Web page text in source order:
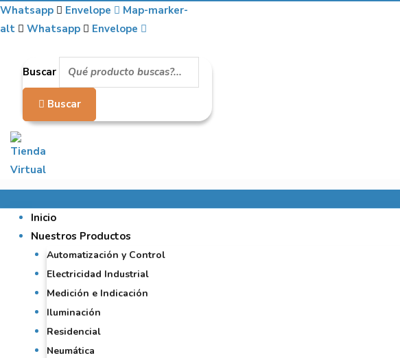
Whatsapp Envelope
Map-marker-
alt
Whatsapp Envelope
Buscar
Buscar
Inicio
Nuestros Productos
Automatización y Control
Electricidad Industrial
Medición e Indicación
Iluminación
Residencial
Neumática